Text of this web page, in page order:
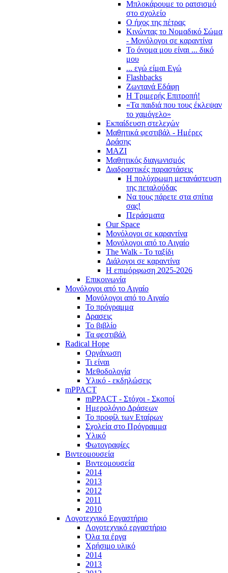
Μπλοκάρουμε το ρατσισμό
στο σχολείο
Ο ήχος της πέτρας
Κινώντας το Νομαδικό Σώμα
- Μονόλογοι σε καραντίνα
Το όνομα μου είναι ... δικό
μου
... εγώ είμαι Εγώ
Flashbacks
Ζωντανά Εδάφη
Η Τριμερής Επιτροπή!
«Τα παιδιά που τους έκλεψαν
το χαμόγελο»
Εκπαίδευση στελεχών
Μαθητικά φεστιβάλ - Ημέρες
Δράσης
ΜΑΖΙ
Μαθητικός διαγωνισμός
Διαδραστικές παραστάσεις
Η πολύχρωμη μετανάστευση
της πεταλούδας
Να τους πάρετε στα σπίτια
σας!
Περάσματα
Our Space
Μονόλογοι σε καραντίνα
Μονόλογοι από το Αιγαίο
The Walk - Το ταξίδι
Διάλογοι σε καραντίνα
Η επιμόρφωση 2025-2026
Επικοινωνία
Μονόλογοι από το Αιγαίο
Μονόλογοι από το Αιγαίο
Το πρόγραμμα
Δρασεις
Το βιβλίο
Τα φεστιβάλ
Radical Hope
Οργάνωση
Τι είναι
Μεθοδολογία
Υλικό - εκδηλώσεις
mPPACT
mPPACT - Στόχοι - Σκοποί
Ημερολόγιο Δράσεων
Το προφίλ των Εταίρων
Σχολεία στο Πρόγραμμα
Υλικό
Φωτογραφίες
Βιντεομουσεία
Βιντεομουσεία
2014
2013
2012
2011
2010
Λογοτεχνικό Εργαστήριο
Λογοτεχνικό εργαστήριο
Όλα τα έργα
Χρήσιμο υλικό
2014
2013